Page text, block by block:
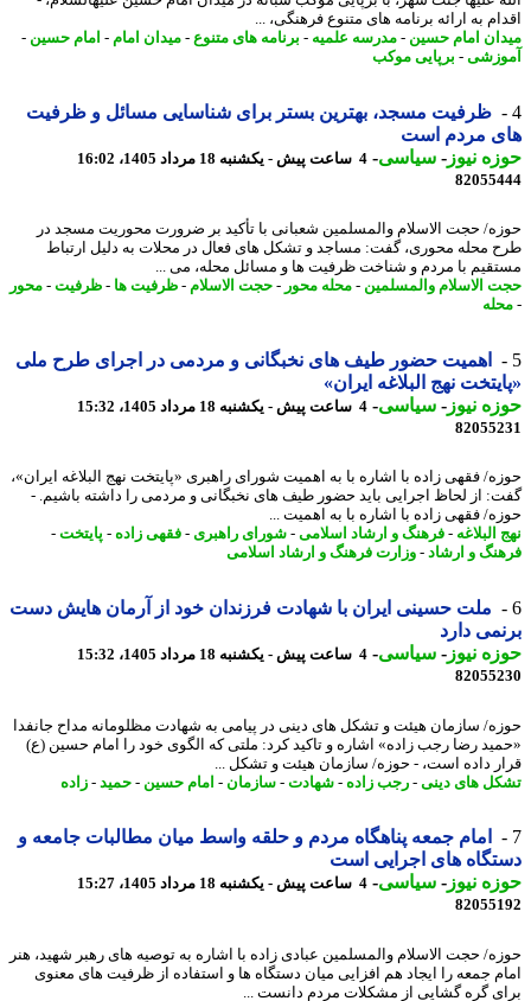
به ارائه برنامه های متنوع فرهنگی، ...
امام حسین-مدرسه علمیه-برنامه های متنوع-میدان امام -امام حسین-
-برپایی موکب
ظرفیت مسجد، بهترین بستر برای شناسایی مسائل و ظرفیت
مردم است
نیوز-سیاسی-4 ساعت پیش - یکشنبه 18 مرداد 1405، 16:02
حجت الاسلام والمسلمین شعبانی با تأکید بر ضرورت محوریت مسجد در
محله محوری، گفت: مساجد و تشکل های فعال در محلات به دلیل ارتباط
با مردم و شناخت ظرفیت ها و مسائل محله، می ...
الاسلام والمسلمین-محله محور-حجت الاسلام-ظرفیت ها- ظرفیت -محور
اهمیت حضور طیف های نخبگانی و مردمی در اجرای طرح ملی
نهج البلاغه ایران»
نیوز-سیاسی-4 ساعت پیش - یکشنبه 18 مرداد 1405، 15:32
فقهی زاده با اشاره با به اهمیت شورای راهبری «پایتخت نهج البلاغه ایران»،
از لحاظ اجرایی باید حضور طیف های نخبگانی و مردمی را داشته باشیم. -
فقهی زاده با اشاره با به اهمیت ...
البلاغه-فرهنگ و ارشاد اسلامی-شورای راهبری- فقهی زاده - پایتخت-
و ارشاد -وزارت فرهنگ و ارشاد اسلامی
ملت حسینی ایران با شهادت فرزندان خود از آرمان هایش دست
دارد
نیوز-سیاسی-4 ساعت پیش - یکشنبه 18 مرداد 1405، 15:32
سازمان هیئت و تشکل های دینی در پیامی به شهادت مظلومانه مداح جانفدا
رضا رجب زاده» اشاره و تاکید کرد: ملتی که الگوی خود را امام حسین (ع)
داده است، - حوزه/ سازمان هیئت و تشکل ...
های دینی-رجب زاده - شهادت-سازمان -امام حسین-حمید-زاده
امام جمعه پناهگاه مردم و حلقه واسط میان مطالبات جامعه و
های اجرایی است
نیوز-سیاسی-4 ساعت پیش - یکشنبه 18 مرداد 1405، 15:27
حجت الاسلام والمسلمین عبادی زاده با اشاره به توصیه های رهبر شهید، هنر
جمعه را ایجاد هم افزایی میان دستگاه ها و استفاده از ظرفیت های معنوی
گره گشایی از مشکلات مردم دانست ...